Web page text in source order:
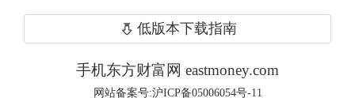
轮机、锂电隔膜和铜箔、光伏等；估值
水位相对较低的有：锂电铝箔、正极、
负极、电解液、碳酸锂、高压电网（国
低版本下载指南
手机东方财富网 eastmoney.com
网站备案号:沪ICP备05006054号-11